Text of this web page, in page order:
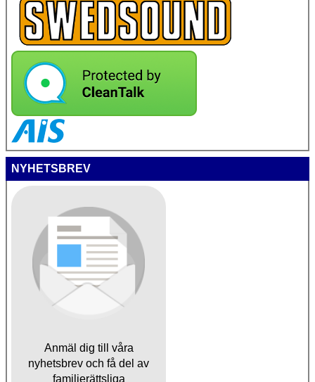
NYHETSBREV
Anmäl dig till våra
nyhetsbrev och få del av
familjerättsliga